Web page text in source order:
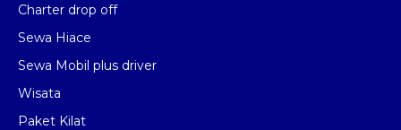
Charter drop off
Sewa Hiace
Sewa Mobil plus driver
Wisata
Paket Kilat